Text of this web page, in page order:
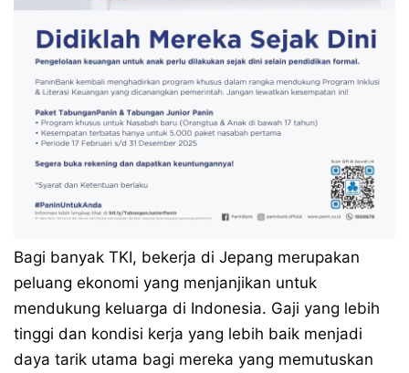
Bagi banyak TKI, bekerja di Jepang merupakan
peluang ekonomi yang menjanjikan untuk
mendukung keluarga di Indonesia. Gaji yang lebih
tinggi dan kondisi kerja yang lebih baik menjadi
daya tarik utama bagi mereka yang memutuskan